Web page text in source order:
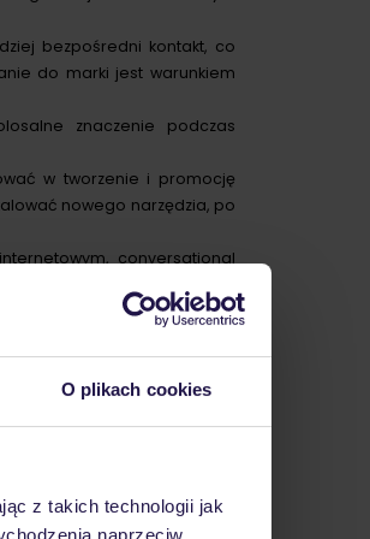
O plikach cookies
z takich technologii jak
naprzeciw
bezpośredni kontakt, co
do marki jest warunkiem
znaczenie podczas
w tworzenie i promocję
nowego narzędzia, po
conversational